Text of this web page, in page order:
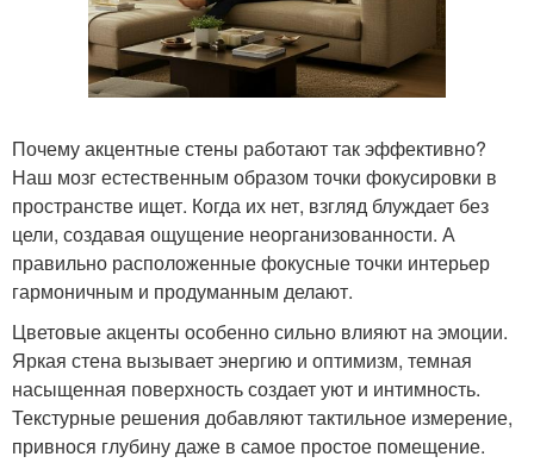
Почему акцентные стены работают так эффективно?
Наш мозг естественным образом точки фокусировки в
пространстве ищет. Когда их нет, взгляд блуждает без
цели, создавая ощущение неорганизованности. А
правильно расположенные фокусные точки интерьер
гармоничным и продуманным делают.
Цветовые акценты особенно сильно влияют на эмоции.
Яркая стена вызывает энергию и оптимизм, темная
насыщенная поверхность создает уют и интимность.
Текстурные решения добавляют тактильное измерение,
привнося глубину даже в самое простое помещение.